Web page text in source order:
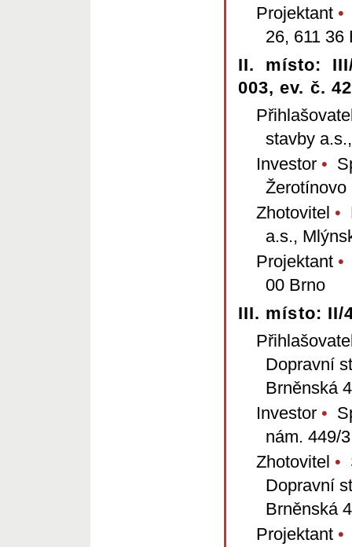
Projektant •
26, 611 36
II. místo:
003, ev. č.
stavby
Investor •
Žerotínovo
Zhotovitel •
a.s.,
Projektant •
00 Brno
III. místo: II/
Dopravní
Brněnská
Investor •
nám. 449/
Zhotovitel •
Dopravní
Brněnská
Projektant •